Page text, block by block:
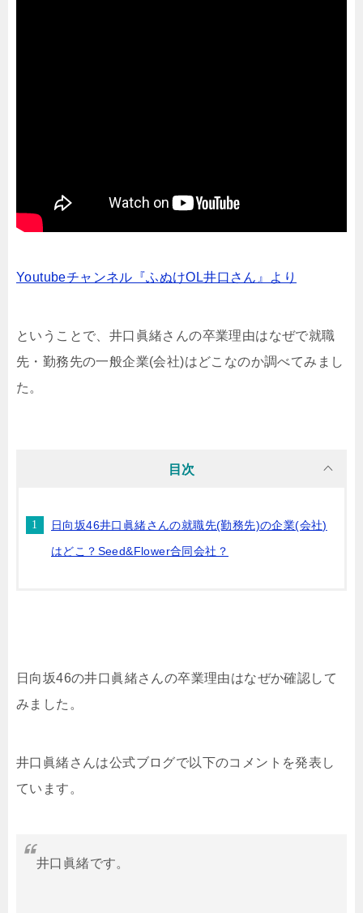
Youtubeチャンネル『ふぬけOL井口さん』より
ということで、井口眞緒さんの卒業理由はなぜで就職
先・勤務先の一般企業(会社)はどこなのか調べてみまし
た。
目次
日向坂46井口眞緒さんの就職先(勤務先)の企業(会社)
はどこ？Seed&Flower合同会社？
日向坂46の井口眞緒さんの卒業理由はなぜか確認して
みました。
井口眞緒さんは公式ブログで以下のコメントを発表し
ています。
井口眞緒です。